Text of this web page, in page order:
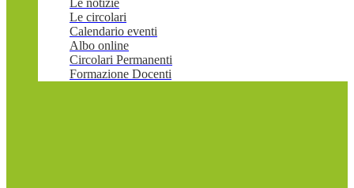
Le notizie
Le circolari
Calendario eventi
Albo online
Circolari Permanenti
Formazione Docenti